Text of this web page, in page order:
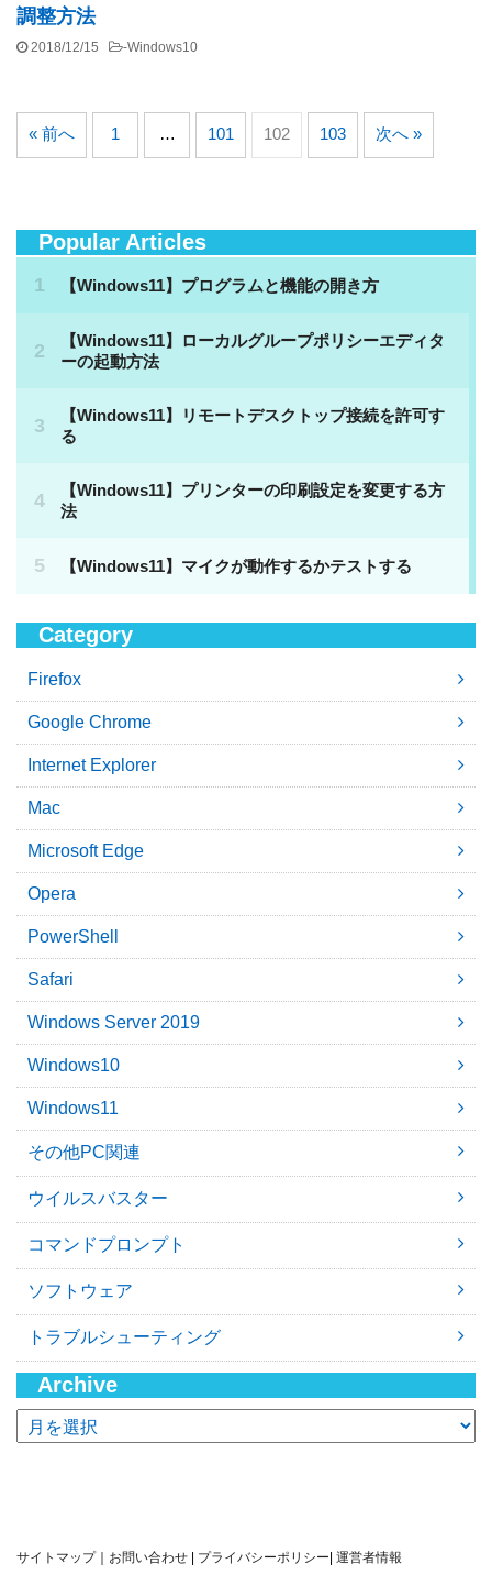
調整方法
2018/12/15 -Windows10
« 前へ 1 … 101 102 103 次へ »
Popular Articles
Category
Firefox
Google Chrome
Internet Explorer
Mac
Microsoft Edge
Opera
PowerShell
Safari
Windows Server 2019
Windows10
Windows11
その他PC関連
ウイルスバスター
コマンドプロンプト
ソフトウェア
トラブルシューティング
Archive
ア
ー
サイトマップ｜ お問い合わせ プライバシーポリシー 運営者情報